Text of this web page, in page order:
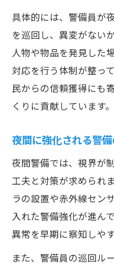
具体的には、警備員が
を巡回し、異変がない
人物や物品を発見した
対応を行う体制が整っ
民からの信頼獲得にも
くりに貢献しています。
夜間に強化される警
夜間警備では、視界が
工夫と対策が求められ
ラの設置や赤外線セン
入れた警備強化が進ん
異常を早期に察知しや
また、警備員の巡回ル